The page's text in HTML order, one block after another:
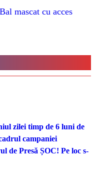
mascat cu acces
zilei timp de 6 luni de
campaniei
de Presă ȘOC! Pe loc s-